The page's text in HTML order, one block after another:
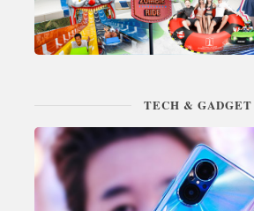
TECH & GADGET